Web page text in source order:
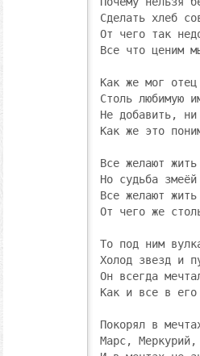
Сделать хлеб
От чего так
Все что ценим
Как же мог отец
Столь любимую
Не добавить, ни
Как же это
Все желают
Но судьба
Все желают
От чего же
То под ним
Холод звезд и
Он всегда
Как и все в его
Покорял в
Марс,